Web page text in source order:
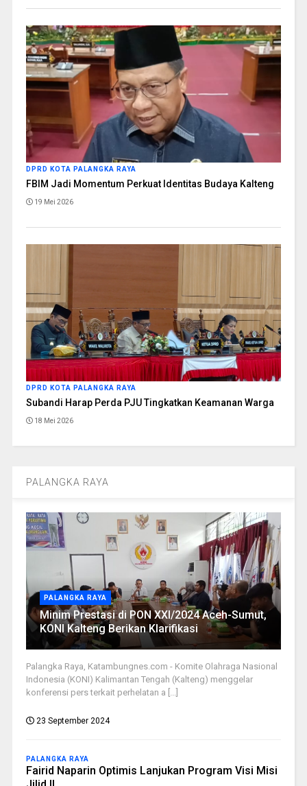
DPRD KOTA PALANGKA RAYA
FBIM Jadi Momentum Perkuat Identitas Budaya Kalteng
19 Mei 2026
DPRD KOTA PALANGKA RAYA
Subandi Harap Perda PJU Tingkatkan Keamanan Warga
18 Mei 2026
PALANGKA RAYA
PALANGKA RAYA
Minim Prestasi di PON XXI/2024 Aceh-Sumut,
KONI Kalteng Berikan Klarifikasi
Palangka Raya, Katambungnes.com - Komite Olahraga Nasional
Indonesia (KONI) Kalimantan Tengah (Kalteng) menggelar
konferensi pers terkait perhelatan a [...]
23 September 2024
PALANGKA RAYA
Fairid Naparin Optimis Lanjukan Program Visi Misi